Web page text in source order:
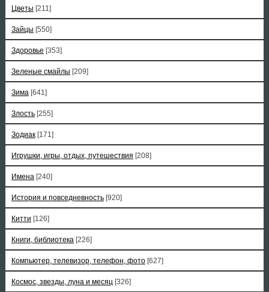
Цветы [211]
Зайцы [550]
Здоровье [353]
Зеленые смайлы [209]
Зима [641]
Злость [255]
Зодиак [171]
Игрушки, игры, отдых, путешествия [208]
Имена [240]
История и повседневность [920]
Китти [126]
Книги, библиотека [226]
Компьютер, телевизор, телефон, фото [627]
Космос, звезды, луна и месяц [326]